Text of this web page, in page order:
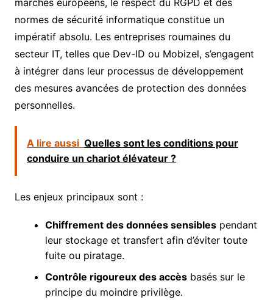
normes de sécurité informatique constitue un
impératif absolu. Les entreprises roumaines du
secteur IT, telles que Dev-ID ou Mobizel, s’engagent
à intégrer dans leur processus de développement
des mesures avancées de protection des données
personnelles.
A lire aussi Quelles sont les conditions pour
conduire un chariot élévateur ?
Les enjeux principaux sont :
Chiffrement des données sensiblespendant
leur stockage et transfert afin d’éviter toute
fuite ou piratage.
Contrôle rigoureux des accèsbasés sur le
principe du moindre privilège.